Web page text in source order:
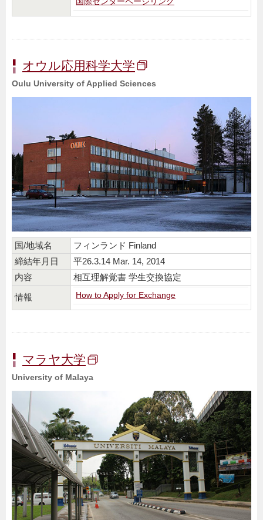
オウル応用科学大学
Oulu University of Applied Sciences
国/地域名
フィンランド Finland
締結年月日
平26.3.14 Mar. 14, 2014
内容
相互理解覚書 学生交換協定
情報 How to Apply for Exchange
マラヤ大学
University of Malaya